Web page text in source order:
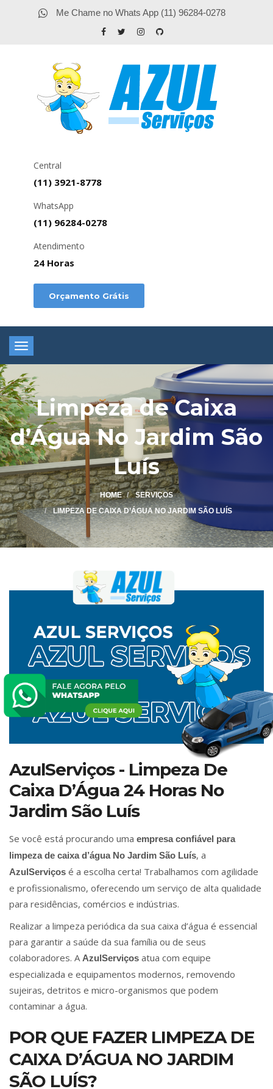
Me Chame no Whats App (11) 96284-0278
Central
(11) 3921-8778
WhatsApp
(11) 96284-0278
Atendimento
24 Horas
Orçamento Grátis
Toggle
navigation
Limpeza de Caixa
d’Água No Jardim São
Luís
HOME
SERVIÇOS
LIMPEZA DE CAIXA D’ÁGUA NO JARDIM SÃO LUÍS
AzulServiços - Limpeza De
Caixa D’Água 24 Horas No
Jardim São Luís
Se você está procurando uma empresa confiável para
limpeza de caixa d’água No Jardim São Luís, a
AzulServiços é a escolha certa! Trabalhamos com agilidade
e profissionalismo, oferecendo um serviço de alta qualidade
para residências, comércios e indústrias.
Realizar a limpeza periódica da sua caixa d’água é essencial
para garantir a saúde da sua família ou de seus
colaboradores. A AzulServiços atua com equipe
especializada e equipamentos modernos, removendo
sujeiras, detritos e micro-organismos que podem
contaminar a água.
POR QUE FAZER LIMPEZA DE
CAIXA D’ÁGUA NO JARDIM
SÃO LUÍS?